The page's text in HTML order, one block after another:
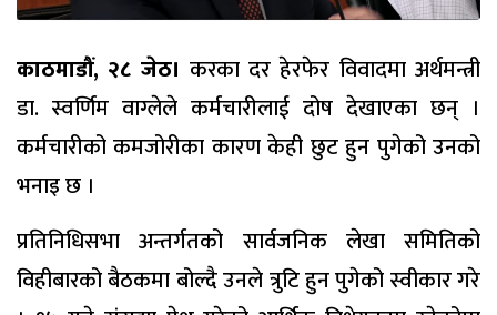
काठमाडौं, २८ जेठ। करका दर हेरफेर विवादमा अर्थमन्त्री
डा. स्वर्णिम वाग्लेले कर्मचारीलाई दोष देखाएका छन् ।
कर्मचारीको कमजोरीका कारण केही छुट हुन पुगेको उनको
भनाइ छ ।
प्रतिनिधिसभा अन्तर्गतको सार्वजनिक लेखा समितिको
विहीबारको बैठकमा बोल्दै उनले त्रुटि हुन पुगेको स्वीकार गरे